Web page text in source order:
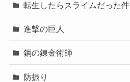
転生したらスライムだった件
進撃の巨人
鋼の錬金術師
防振り